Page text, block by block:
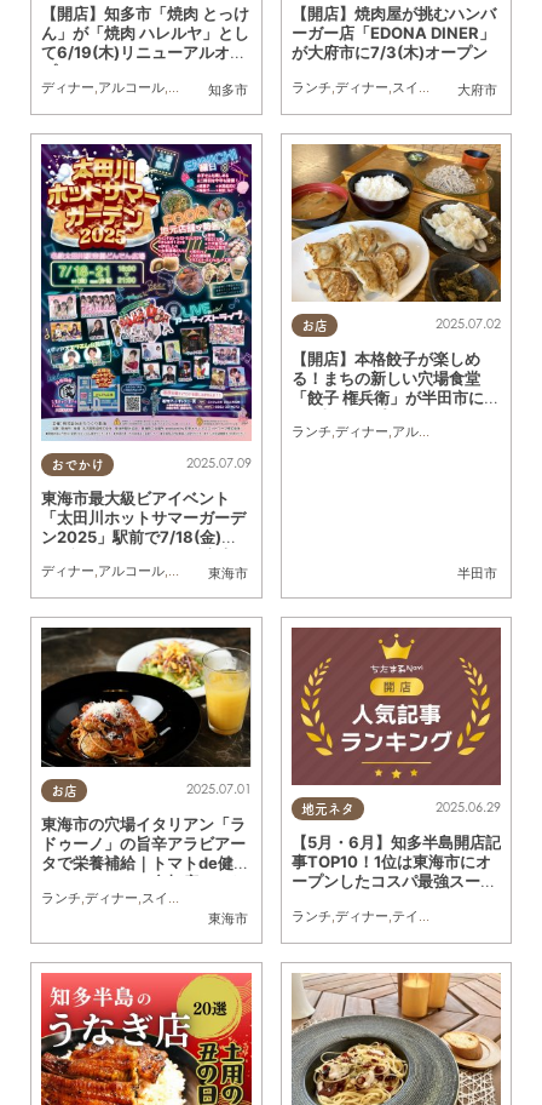
知多市
【開店】知多市「焼肉 とっけ
ん」が「焼肉 ハレルヤ」とし
て6/19(木)リニューアルオー
プン
ディナー アルコール 大府市
【開店】焼肉屋が挑むハンバ
ーガー店「EDONA DINER」
が大府市に7/3(木)オープン
ランチ ディナー スイーツ 開店,友人
おでかけ
東海市
2025.07.09
東海市最大級ビアイベント
「太田川ホットサマーガーデ
ン2025」駅前で7/18(金)～2
1(月祝)開催／ちたまる広告
ディナー,アルコール,スイーツ,テイクアウト 季節ネタ
お店
半田市
2025.07.02
【開店】本格餃子が楽しめ
る！まちの新しい穴場食堂
「餃子 権兵衛」が半田市に5/
ランチ,ディナー,アルコール
お店
東海市
2025.07.01
東海市の穴場イタリアン「ラ
ドゥーノ」の旨辛アラビアー
タで栄養補給｜トマトde健康
フェスティバル参加店／ちた
まる広告
ランチ ディナー スイーツ
地元ネタ 2025.06.29
【5月・6月】知多半島開店記
事TOP10！1位は東海市にオ
ープンしたコスパ最強スーパ
ランチ ディナー テイクアウト